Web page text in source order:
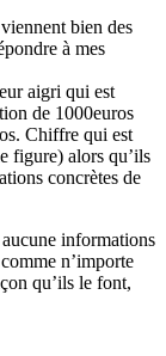
bien des
à mes
aigri qui est
de 1000euros
Chiffre qui est
figure) alors qu’ils
concrètes de
informations
n’importe
qu’ils le font,